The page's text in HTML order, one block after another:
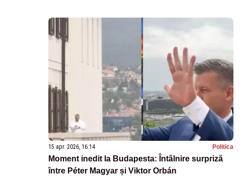
15 apr. 2026, 16:14 Politica
Moment inedit la Budapesta: Întâlnire surpriză
între Péter Magyar și Viktor Orbán